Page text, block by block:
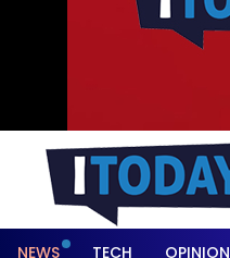
NEWS TECH OPINION